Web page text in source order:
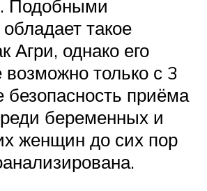
Подобными
такое
Агри, однако его
только с 3
безопасность приёма
беременных и
женщин до сих пор